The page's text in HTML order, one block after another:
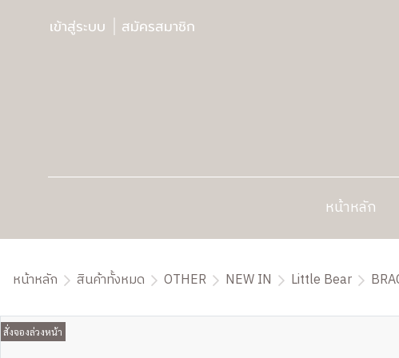
เข้าสู่ระบบ สมัครสมาชิก
หน้าหลัก
หน้าหลัก สินค้าทั้งหมด OTHER NEW IN Little Bear
สั่งจองล่วงหน้า